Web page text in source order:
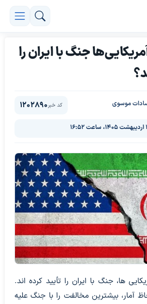
جنگ با ایران را
موسوی کد خبر1202890
امریکایی ها، جنگ با ایران را تأیید کرده اند.
آمار، بیشترین مخالفت را با جنگ علیه